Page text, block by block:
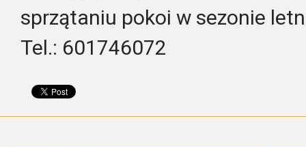
sprzątaniu pokoi w sezonie
Tel.: 601746072